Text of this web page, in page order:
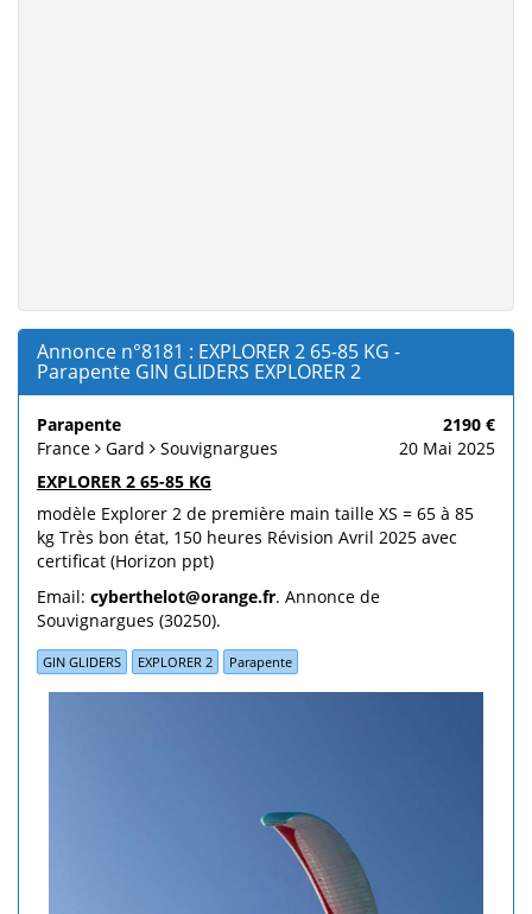
Annonce n°8181 : EXPLORER 2 65-85 KG -
Parapente GIN GLIDERS EXPLORER 2
Parapente
2190 €
France
Gard Souvignargues
20 Mai 2025
EXPLORER 2 65-85 KG
modèle Explorer 2 de première main taille XS = 65 à 85
kg Très bon état, 150 heures Révision Avril 2025 avec
certificat (Horizon ppt)
Email: cyberthelot@orange.fr. Annonce de
Souvignargues (30250).
GIN GLIDERS EXPLORER 2 Parapente